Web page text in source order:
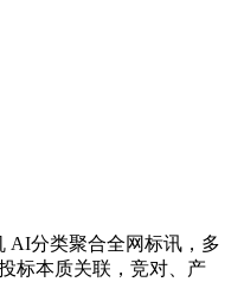
AI分类聚合全网标讯，多
标本质关联，竞对、产